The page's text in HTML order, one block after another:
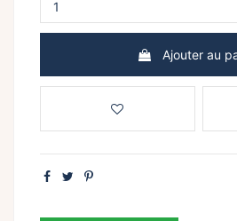
Ajouter au